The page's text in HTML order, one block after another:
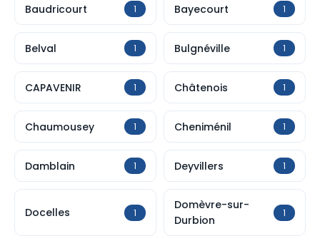
Baudricourt 1 Bayecourt 1
Belval 1 Bulgnéville 1
CAPAVENIR 1 Châtenois 1
Chaumousey 1 Cheniménil 1
Damblain 1 Deyvillers 1
Docelles 1
Domèvre-sur-
Durbion
1